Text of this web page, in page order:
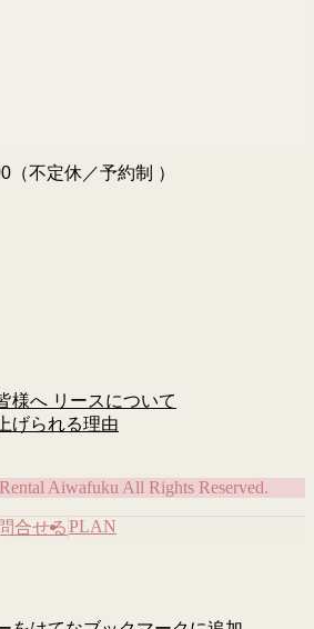
不定休／予約制 ）
様へ リースについて
げられる理由
Aiwafuku All Rights Reserved.
問合せるPLAN